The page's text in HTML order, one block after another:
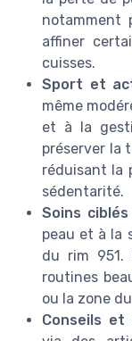
notamment
affiner
cuisses.
Sport et
même
et à la
préserver la
réduisant la
sédentarité.
Soins ciblés
peau et à la
du rim 951.
routines
ou la zone
Conseils et